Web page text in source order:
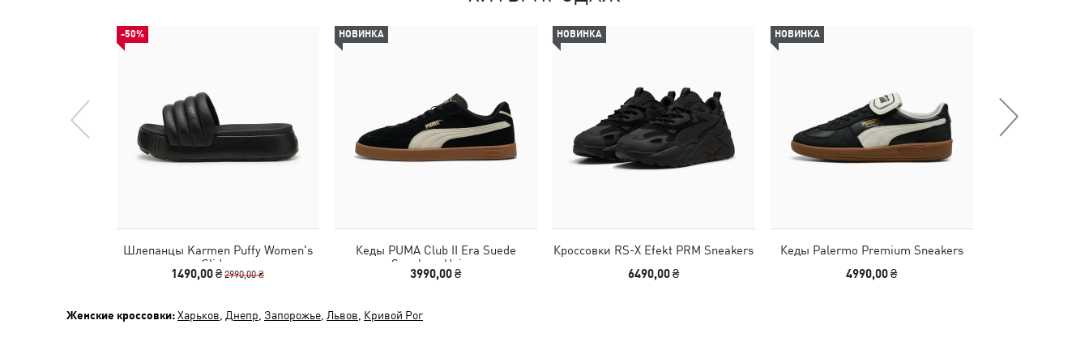
-50%
Шлепанцы Karmen Puffy Women's
Slides
1490,00 ₴2990,00 ₴
НОВИНКА
Кеды PUMA Club II Era Suede
Sneakers Unisex
3990,00 ₴
НОВИНКА
Кроссовки RS-X Efekt PRM Sneakers
6490,00 ₴
НОВИНКА
Кеды Palermo Premium Sneakers
4990,00 ₴
Женские кроссовки:Харьков Днепр Запорожье Львов Кривой Рог